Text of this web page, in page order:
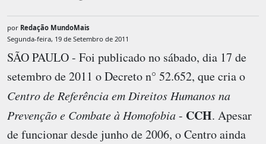
por Redação MundoMais
Segunda-feira, 19 de Setembro de 2011
SÃO PAULO - Foi publicado no sábado, dia 17 de
setembro de 2011 o Decreto n° 52.652, que cria o
Centro de Referência em Direitos Humanos na
Prevenção e Combate à Homofobia- CCH. Apesar
de funcionar desde junho de 2006, o Centro ainda